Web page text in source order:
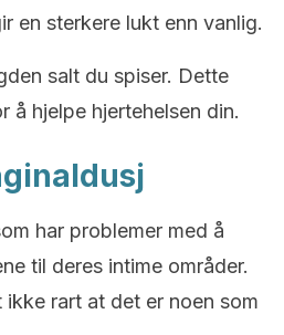
en sterkere lukt enn vanlig.
salt du spiser. Dette
hjelpe hjertehelsen din.
har problemer med å
til deres intime områder.
rart at det er noen som